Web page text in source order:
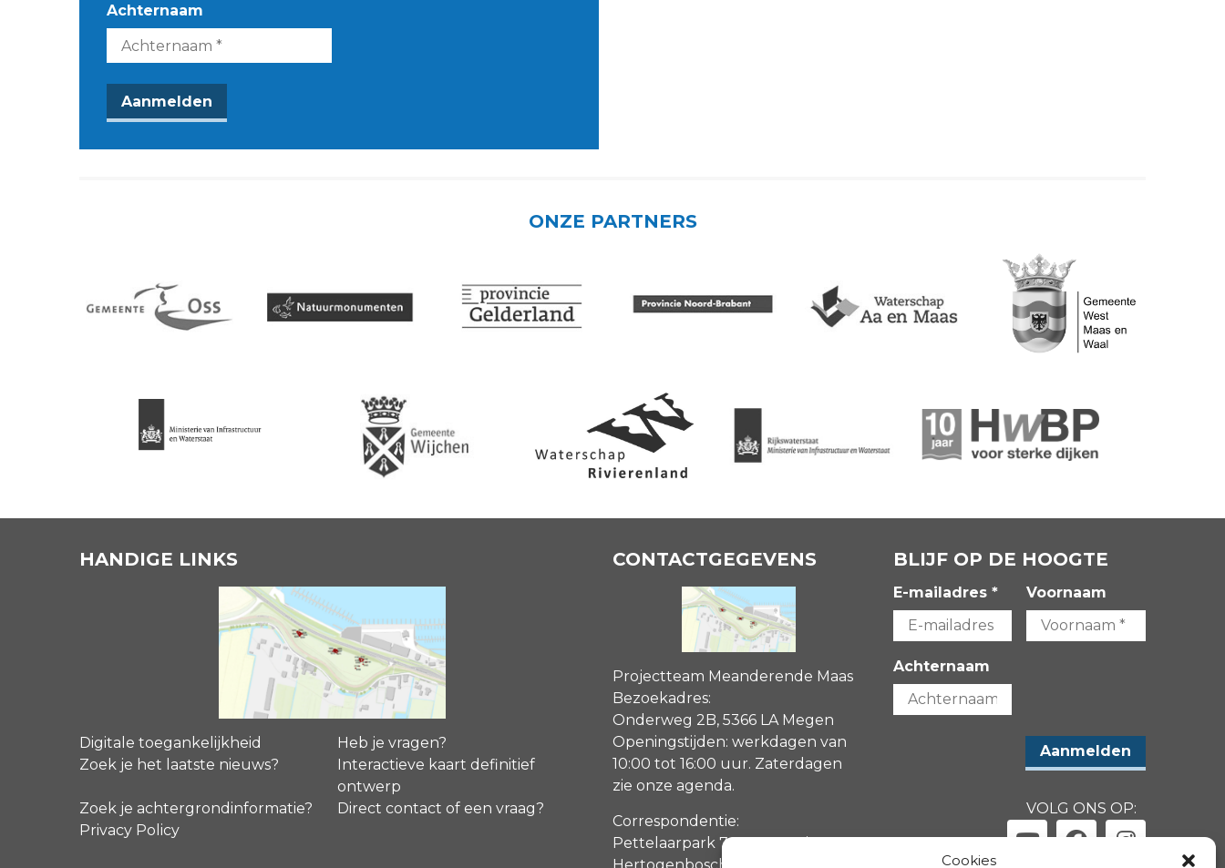
Cookies
Achternaam
ONZE PARTNERS
HANDIGE LINKS
Digitale toegankelijkheid
Heb je vragen?
Zoek je het laatste nieuws?
Interactieve kaart definitief
ontwerp
Zoek je achtergrondinformatie?
Direct contact of een vraag?
Privacy Policy
CONTACTGEGEVENS
Projectteam Meanderende Maas
Bezoekadres:
Onderweg 2B, 5366 LA Megen
Openingstijden: werkdagen van
10:00 tot 16:00 uur. Zaterdagen
zie onze agenda.
Correspondentie:
Pettelaarpark 70, 5216 PP ‘s-
BLIJF OP DE HOOGTE
E-mailadres * Voornaam
Achternaam
VOLG ONS OP: